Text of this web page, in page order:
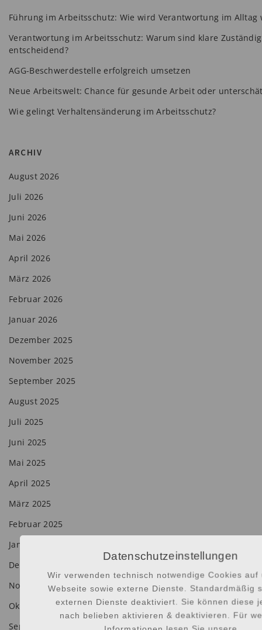
Führung im Arbeitsschutz: Wie wird Verantwortung im Alltag
Verantwortung im Arbeitsschutz: Warum sind klare
entscheidend?
AGG-Beschwerdestelle erfolgreich umsetzen
Neue Arbeitswelt: Chance für gesunde Arbeit oder
Wie gelingt Verhaltensänderung im Arbeitsschutz?
ARCHIV
August 2026
Juli 2026
Juni 2026
Mai 2026
April 2026
März 2026
Februar 2026
Januar 2026
Dezember 2025
November 2025
September 2025
August 2025
Juli 2025
Juni 2025
Mai 2025
April 2025
März 2025
Februar 2025
Januar 2025
Dezember 2024
November 2024
Oktober 2024
September 2024
Datenschutzeinstellungen
Wir verwenden technisch notwendige Cookies auf
Webseite sowie externe Dienste. Standardmäßig
externen Dienste deaktiviert. Sie können diese
nach belieben aktivieren & deaktivieren. Für